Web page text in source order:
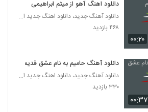
دانلود آهنگ خودش نمیدونه از نیما راد
۲۲۶ بازدید
آهنگ دیوونه از سعید عسکری(پاپ)
۱۹۱ بازدید
۰۰:۲۰
دانلود اهنگ آهو از میثم ابراهیمی
دانلود آهنگ جدید، دانلود اهنگ جدید ایرانی
۴۶۸ بازدید
۰۰:۳۷
دانلود آهنگ حامیم به نام عشق قدیمی
دانلود آهنگ جدید، دانلود اهنگ جدید ایرانی
۳۳۰ بازدید